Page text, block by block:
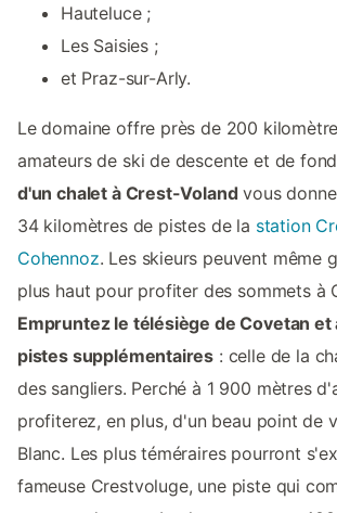
Hauteluce ;
Les Saisies ;
et Praz-sur-Arly.
Le domaine offre près de 200
amateurs de ski de descente et de
d'un chalet à Crest-Volandvous
34 kilomètres de pistes de la station
Cohennoz. Les skieurs peuvent même
plus haut pour profiter des sommets à
Empruntez le télésiège de Covetan et
pistes supplémentaires : celle de la
des sangliers. Perché à 1 900 mètres
profiterez, en plus, d'un beau point de
Blanc. Les plus téméraires pourront
fameuse Crestvoluge, une piste qui